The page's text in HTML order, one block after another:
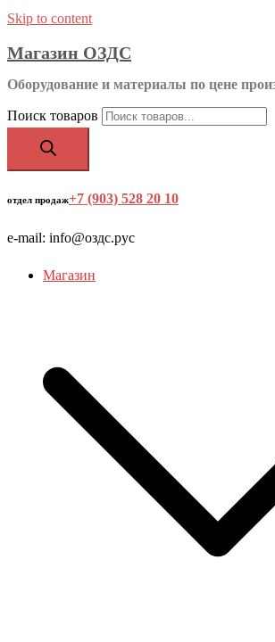
Skip to content
Магазин ОЗДС
Оборудование и материалы по цене
Поиск товаров
отдел продаж+7 (903) 528 20 10
e-mail: info@оздс.рус
Магазин